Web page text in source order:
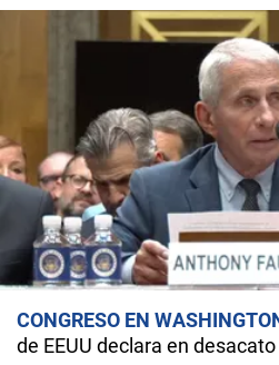
CONGRESO EN
de EEUU declara en